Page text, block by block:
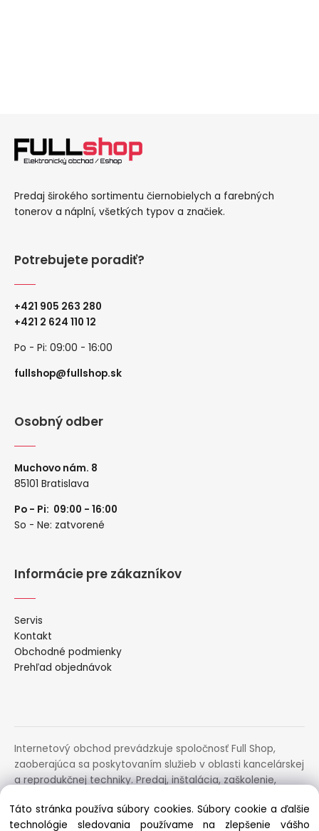
Predaj širokého sortimentu čiernobielych a farebných
tonerov a náplní, všetkých typov a značiek.
Potrebujete poradiť?
+421 905 263 280
+421 2 624 110 12
Po - Pi: 09:00 - 16:00
fullshop@fullshop.sk
Osobný odber
Muchovo nám. 8
85101 Bratislava
Po - Pi: 09:00 - 16:00
So - Ne: zatvorené
Informácie pre zákazníkov
Servis
Kontakt
Obchodné podmienky
Prehľad objednávok
Internetový obchod prevádzkuje spoločnosť Full Shop,
zaoberajúca sa poskytovaním služieb v oblasti kancelárskej
a reprodukčnej techniky. Predaj, inštalácia, zaškolenie,
zariadení.
Táto stránka používa súbory cookies. Súbory cookie a ďalšie
technológie sledovania používame na zlepšenie vášho